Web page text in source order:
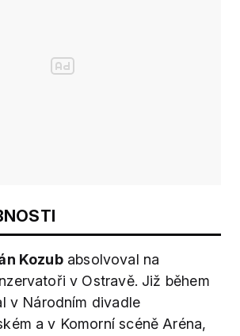
Kozubabsolvoval na
v Ostravě. Již během
v Národním divadle
a v Komorní scéně Aréna,